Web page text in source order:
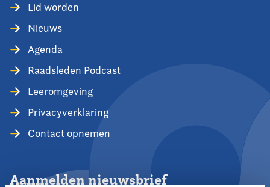
Lid worden
Nieuws
Agenda
Raadsleden Podcast
Leeromgeving
Privacyverklaring
Contact opnemen
Aanmelden nieuwsbrief